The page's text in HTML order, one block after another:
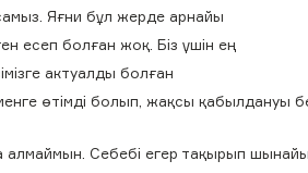
Яғни бұл жерде арнайы
есеп болған жоқ. Біз үшін ең
актуалды болған
өтімді болып, жақсы қабылдануы
Себебі егер тақырып